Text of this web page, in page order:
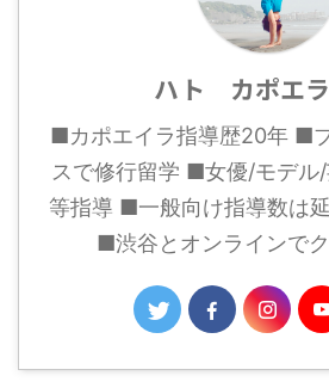
ハト カポエ
■カポエイラ指導歴20年 ■
スで修行留学 ■女優/モデル
等指導 ■一般向け指導数は
■渋谷とオンラインで